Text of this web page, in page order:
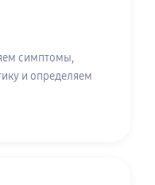
симптомы,
и определяем